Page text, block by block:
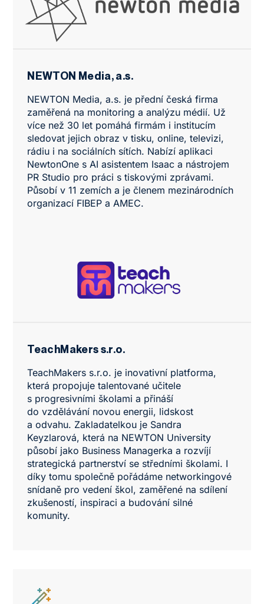
NEWTON Media, a.s.
NEWTON Media, a.s. je přední česká firma
zaměřená na monitoring a analýzu médií. Už
více než 30 let pomáhá firmám i institucím
sledovat jejich obraz v tisku, online, televizi,
rádiu i na sociálních sítích. Nabízí aplikaci
NewtonOne s AI asistentem Isaac a nástrojem
PR Studio pro práci s tiskovými zprávami.
Působí v 11 zemích a je členem mezinárodních
organizací FIBEP a AMEC.
TeachMakers s.r.o.
TeachMakers s.r.o. je inovativní platforma,
která propojuje talentované učitele
s progresivními školami a přináší
do vzdělávání novou energii, lidskost
a odvahu. Zakladatelkou je Sandra
Keyzlarová, která na NEWTON University
působí jako Business Managerka a rozvíjí
strategická partnerství se středními školami. I
díky tomu společně pořádáme networkingové
snídaně pro vedení škol, zaměřené na sdílení
zkušeností, inspiraci a budování silné
komunity.